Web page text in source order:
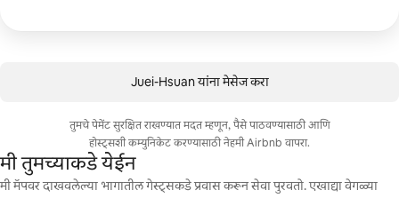
Juei-Hsuan यांना मेसेज करा
तुमचे पेमेंट सुरक्षित राखण्यात मदत म्हणून, पैसे पाठवण्यासाठी आणि
होस्ट्सशी कम्युनिकेट करण्यासाठी नेहमी Airbnb वापरा.
मी तुमच्याकडे येईन
मी मॅपवर दाखवलेल्या भागातील गेस्ट्सकडे प्रवास करून सेवा पुरवतो. एखाद्या वेगळ्या